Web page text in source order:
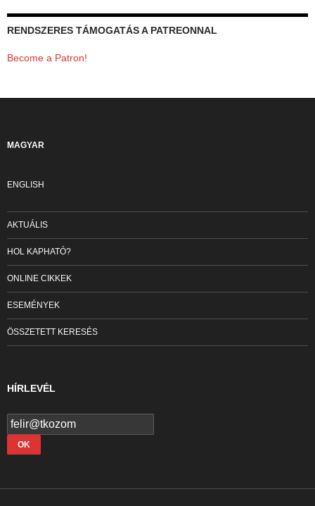
RENDSZERES TÁMOGATÁS A PATREONNAL
Become a Patron!
MAGYAR
ENGLISH
AKTUÁLIS
HOL KAPHATÓ?
ONLINE CIKKEK
ESEMÉNYEK
ÖSSZETETT KERESÉS
HÍRLEVÉL